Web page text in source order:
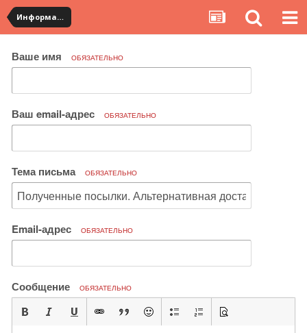
Информация по полученным посылкам
Ваше имя ОБЯЗАТЕЛЬНО
Ваш email-адрес ОБЯЗАТЕЛЬНО
Тема письма ОБЯЗАТЕЛЬНО
Email-адрес ОБЯЗАТЕЛЬНО
Сообщение ОБЯЗАТЕЛЬНО